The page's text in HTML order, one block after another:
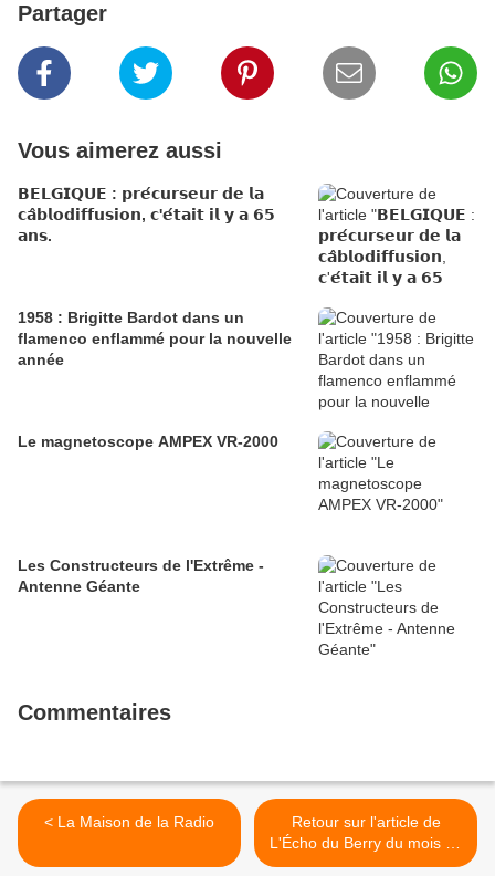
Partager
Vous aimerez aussi
𝗕𝗘𝗟𝗚𝗜𝗤𝗨𝗘 : 𝗽𝗿𝗲́𝗰𝘂𝗿𝘀𝗲𝘂𝗿 𝗱𝗲 𝗹𝗮
𝗰𝗮̂𝗯𝗹𝗼𝗱𝗶𝗳𝗳𝘂𝘀𝗶𝗼𝗻, 𝗰'𝗲́𝘁𝗮𝗶𝘁 𝗶𝗹 𝘆 𝗮 𝟲𝟱
𝗮𝗻𝘀.
1958 : Brigitte Bardot dans un
flamenco enflammé pour la nouvelle
année
Le magnetoscope AMPEX VR-2000
Les Constructeurs de l'Extrême -
Antenne Géante
Commentaires
< La Maison de la Radio
Retour sur l'article de
L'Écho du Berry du mois de
mars >